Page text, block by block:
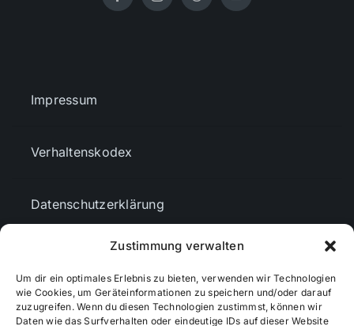
Zustimmung verwalten
Um dir ein optimales Erlebnis zu bieten, verwenden wir Technologien
wie Cookies, um Geräteinformationen zu speichern und/oder darauf
zuzugreifen. Wenn du diesen Technologien zustimmst, können wir
Daten wie das Surfverhalten oder eindeutige IDs auf dieser Website
Impressum
Verhaltenskodex
Datenschutzerklärung
Cookie-Richtlinie (EU)